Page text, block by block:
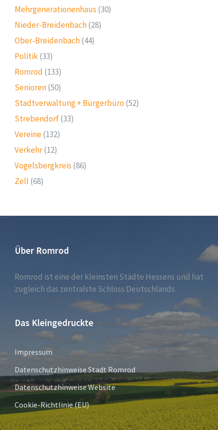
Mehrgenerationenhaus (30)
Nieder-Breidenbach(28)
Ober-Breidenbach(44)
Politik(33)
Romrod (133)
Senioren(50)
Stadtverwaltung + Bürgerbüro (52)
Strebendorf(33)
Vereine(132)
Verkehr(12)
Vogelsbergkreis (86)
Zell (68)
Über Romrod
Romrod ist eine der kleinsten Städte Hessens und hat
zugleich das zentralste Schloss Deutschlands.
Das Kleingedruckte
Impressum
Datenschutzhinweise Stadt Romrod
Datenschutzhinweise Website
Cookie-Richtlinie (EU)